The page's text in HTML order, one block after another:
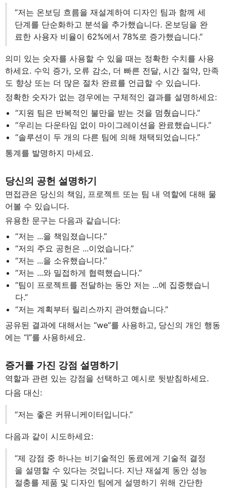
“저는 온보딩 흐름을 재설계하여 디자인 팀과 함께 세
단계를 단순화하고 분석을 추가했습니다. 온보딩을 완
료한 사용자 비율이 62%에서 78%로 증가했습니다.”
의미 있는 숫자를 사용할 수 있을 때는 정확한 수치를 사용
하세요. 수익 증가, 오류 감소, 더 빠른 전달, 시간 절약, 만족
도 향상 또는 더 많은 절차 완료를 언급할 수 있습니다.
정확한 숫자가 없는 경우에는 구체적인 결과를 설명하세요:
“지원 팀은 반복적인 불만을 받는 것을 멈췄습니다.”
“우리는 다운타임 없이 마이그레이션을 완료했습니다.”
“솔루션이 두 개의 다른 팀에 의해 채택되었습니다.”
통계를 발명하지 마세요.
당신의 공헌 설명하기
면접관은 당신의 책임, 프로젝트 또는 팀 내 역할에 대해 물
어볼 수 있습니다.
유용한 문구는 다음과 같습니다:
“저는 ...을 책임졌습니다.”
“저의 주요 공헌은 ...이었습니다.”
“저는 ...을 소유했습니다.”
“저는 ...와 밀접하게 협력했습니다.”
“팀이 프로젝트를 전달하는 동안 저는 ...에 집중했습니
다.”
“저는 계획부터 릴리스까지 관여했습니다.”
공유된 결과에 대해서는 “we”를 사용하고, 당신의 개인 행동
에는 “I”를 사용하세요.
증거를 가진 강점 설명하기
역할과 관련 있는 강점을 선택하고 예시로 뒷받침하세요.
다음 대신:
“저는 좋은 커뮤니케이터입니다.”
다음과 같이 시도하세요:
“제 강점 중 하나는 비기술적인 동료에게 기술적 결정
을 설명할 수 있다는 것입니다. 지난 재설계 동안 성능
절충를 제품 및 디자인 팀에게 설명하기 위해 간단한